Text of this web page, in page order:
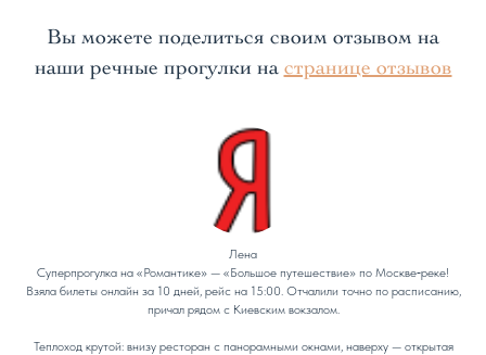
Вы можете поделиться своим отзывом на
наши речные прогулки на странице отзывов
Лена
Суперпрогулка на «Романтике» — «Большое путешествие» по Москве‑реке!
Взяла билеты онлайн за 10 дней, рейс на 15:00. Отчалили точно по расписанию,
причал рядом с Киевским вокзалом.
Теплоход крутой: внизу ресторан с панорамными окнами, наверху — открытая